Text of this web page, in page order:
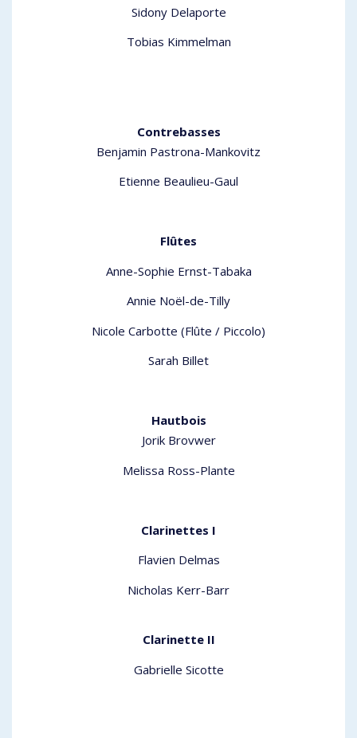
Sidony Delaporte
Tobias Kimmelman
Contrebasses
Benjamin Pastrona-Mankovitz
Etienne Beaulieu-Gaul
Flûtes
Anne-Sophie Ernst-Tabaka
Annie Noël-de-Tilly
Nicole Carbotte (Flûte / Piccolo)
Sarah Billet
Hautbois
Jorik Brovwer
Melissa Ross-Plante
Clarinettes I
Flavien Delmas
Nicholas Kerr-Barr
Clarinette II
Gabrielle Sicotte